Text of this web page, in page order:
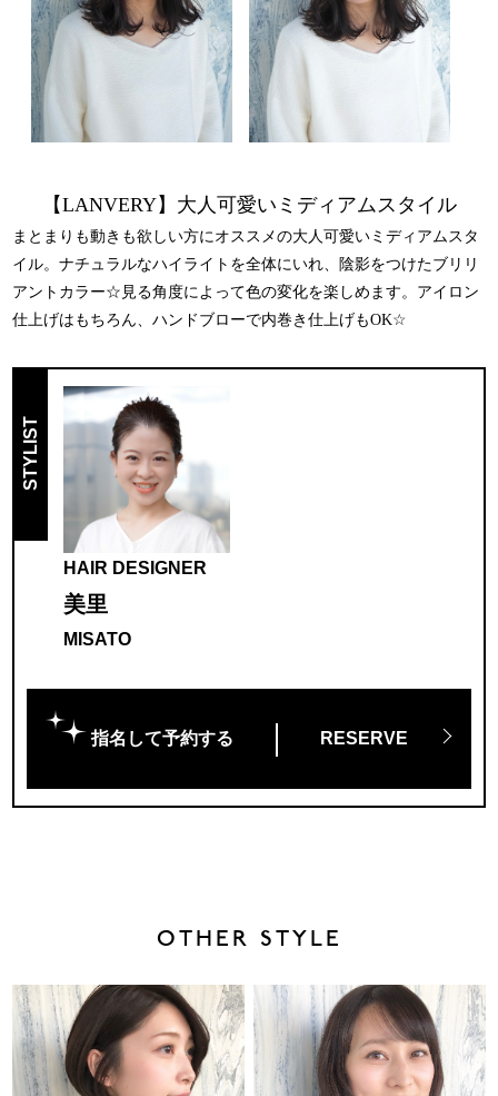
【LANVERY】大人可愛いミディアムスタイル
まとまりも動きも欲しい方にオススメの大人可愛いミディアムスタ
イル。ナチュラルなハイライトを全体にいれ、陰影をつけたブリリ
アントカラー☆見る角度によって色の変化を楽しめます。アイロン
仕上げはもちろん、ハンドブローで内巻き仕上げもOK☆
STYLIST
HAIR DESIGNER
美里
MISATO
指名して予約する RESERVE
OTHER STYLE